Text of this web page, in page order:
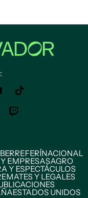
REFERÍNACIONAL
EMPRESASAGRO
Y ESPECTÁCULOS
Y LEGALES
ESTADOS UNIDOS